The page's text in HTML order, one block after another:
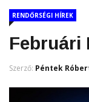
RENDŐRSÉGI HÍREK
Februári
Szerző: Péntek